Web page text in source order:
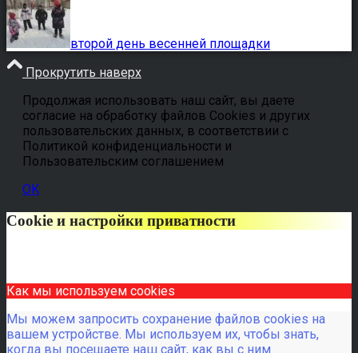
второй день весенней площадки
Прокрутить наверх
Продолжая использовать наш сайт, вы даете
согласие на обработку файлов Cookies и других
пользовательских данных, в соответствии с
Политикой конфиденциальности и
Пользовательским соглашением
OK
Cookie и настройки приватности
Как мы используем cookies
Мы можем запросить сохранение файлов cookies на
вашем устройстве. Мы используем их, чтобы знать,
когда вы посещаете наш сайт, как вы с ним